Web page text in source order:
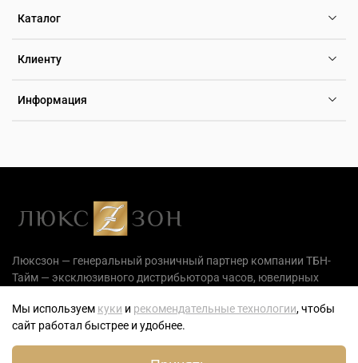
Каталог
Клиенту
Информация
Люксзон — генеральный розничный партнер компании ТБН-
Тайм — эксклюзивного дистрибьютора часов, ювелирных
Мы используем куки и рекомендательные технологии, чтобы
сайт работал быстрее и удобнее.